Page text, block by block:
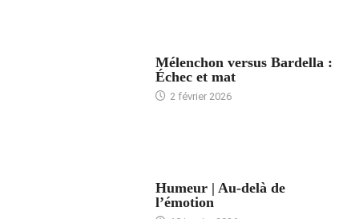
Mélenchon versus Bardella :
Échec et mat
2 février 2026
Humeur | Au-delà de
l’émotion